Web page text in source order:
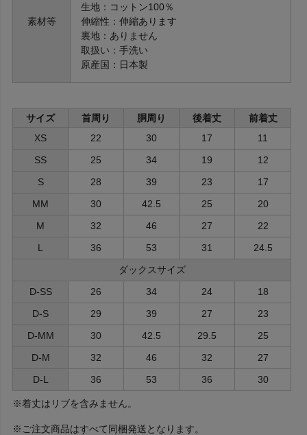
素材等
生地：コットン100％
伸縮性：伸縮あります
裏地：ありません
取扱い：手洗い
原産国：日本製
サイズ 首周り 胴周り 後着丈
前着丈
XS
22 30 17
11
SS
25 34 19
12
S
28 39 23
17
MM
30 42.5 25
20
M
32 46 27
22
L
36 53 31
24.5
ダックスサイズ
D-SS
26 34 24
18
D-S
29 39 27
23
D-MM
30 42.5 29.5
25
D-M
32 46 32
27
D-L
36 53 36 30
※着丈はリブを含みません。
※ご注文商品はすべて同梱発送となります。